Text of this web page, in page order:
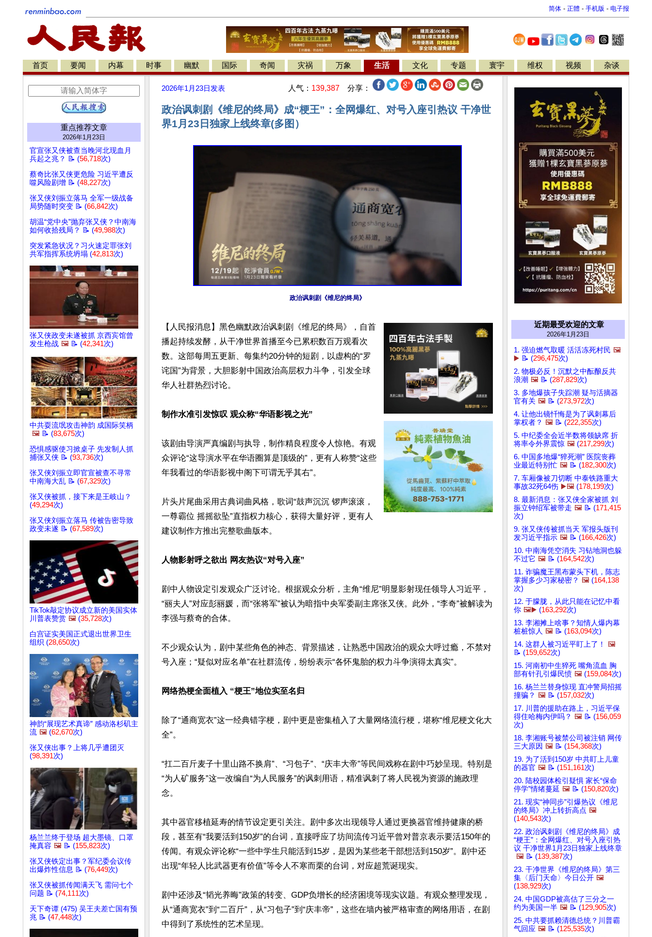
简体 - 正體 - 手机版 - 电子报
首页 要闻 内幕 时事 幽默 国际 奇闻 灾祸 万象 生活 文化 专题 寰宇 维权 视频 杂谈
重点推荐文章
2026年1月23日
官宣张又侠被查当晚河北现血月
兵起之兆？ 📝 (56,718次)
蔡奇比张又侠更危险 习近平遭反
噬风险剧增 📝 (48,227次)
张又侠刘振立落马 全军一级战备
局势随时突变 📝 (66,842次)
胡温“党中央”抛弃张又侠？中南海
如何收拾残局？ 📝 (49,988次)
突发紧急状况？习火速定罪张刘
共军指挥系统坍塌 (42,813次)
张又侠政变未遂被抓 京西宾馆曾
发生枪战 🖼️ 📝 (42,341次)
中共耍流氓攻击神韵 成国际笑柄
🖼️ 📝 (83,675次)
恐惧感驱使习掀桌子 先发制人抓
捕张又侠 📝 (93,736次)
张又侠刘振立即官宣被查不寻常
中南海大乱 📝 (67,329次)
张又侠被抓，接下来是王岐山？
(49,294次)
张又侠刘振立落马 传被告密导致
政变未遂 📝 (67,589次)
TikTok敲定协议成立新的美国实体
川普表赞赏 🖼️ (35,728次)
白宫证实美国正式退出世界卫生
组织 (28,650次)
神韵“展现艺术真谛” 感动洛杉矶主
流 🖼️ (62,670次)
张又侠出事？上将几乎遭团灭
(98,391次)
杨兰兰终于登场 超大墨镜、口罩
掩真容 🖼️ 📝 (155,823次)
张又侠铁定出事？军纪委会议传
出爆炸性信息 📝 (76,449次)
张又侠被抓传闻满天飞 需问七个
问题 📝 (74,111次)
天下奇谭 (475) 吴王夫差亡国有预
兆 📝 (47,448次)
2026年1月23日 发表 人气： 139,387 分享：
政治讽刺剧《维尼的终局》成“梗王”：全网爆红、对号入座引热议 干净世
界1月23日独家上线终章(多图）
政治讽刺剧《维尼的终局》
【人民报消息】黑色幽默政治讽刺剧《维尼的终局》，自首
播起持续发酵，从干净世界首播至今已累积数百万观看次
数。这部每周五更新、每集约20分钟的短剧，以虚构的“罗
诧国”为背景，大胆影射中国政治高层权力斗争，引发全球
华人社群热烈讨论。
制作水准引发惊叹 观众称“华语影视之光”
该剧由导演严真编剧与执导，制作精良程度令人惊艳。有观
众评论“这导演水平在华语圈算是顶级的”，更有人称赞“这些
年我看过的华语影视中阁下可谓无乎其右”。
片头片尾曲采用古典词曲风格，歌词“鼓声沉沉 锣声滚滚，
一尊霸位 摇摇欲坠”直指权力核心，获得大量好评，更有人
建议制作方推出完整歌曲版本。
人物影射呼之欲出 网友热议“对号入座”
剧中人物设定引发观众广泛讨论。根据观众分析，主角“维尼”明显影射现任领导人习近平，
“丽夫人”对应彭丽媛，而“张将军”被认为暗指中央军委副主席张又侠。此外，“李奇”被解读为
李强与蔡奇的合体。
不少观众认为，剧中某些角色的神态、背景描述，让熟悉中国政治的观众大呼过瘾，不禁对
号入座；“疑似对应名单”在社群流传，纷纷表示“各怀鬼胎的权力斗争演得太真实”。
网络热梗全面植入 “梗王”地位实至名归
除了“通商宽衣”这一经典错字梗，剧中更是密集植入了大量网络流行梗，堪称“维尼梗文化大
全”。
“扛二百斤麦子十里山路不换肩”、“习包子”、“庆丰大帝”等民间戏称在剧中巧妙呈现。特别是
“为人矿服务”这一改编自“为人民服务”的讽刺用语，精准讽刺了将人民视为资源的施政理
念。
其中器官移植延寿的情节设定更引关注。剧中多次出现领导人通过更换器官维持健康的桥
段，甚至有“我要活到150岁”的台词，直接呼应了坊间流传习近平曾对普京表示要活150年的
传闻。有观众评论称“一些中学生只能活到15岁，是因为某些老干部想活到150岁”。剧中还
出现“年轻人比武器更有价值”等令人不寒而栗的台词，对应超荒诞现实。
剧中还涉及“韬光养晦”政策的转变、GDP负增长的经济困境等现实议题。有观众整理发现，
从“通商宽衣”到“二百斤”，从“习包子”到“庆丰帝”，这些在墙内被严格审查的网络用语，在剧
中得到了系统性的艺术呈现。
近期最受欢迎的文章
2026年1月23日
1. 强迫燃气取暖 活活冻死村民 🖼️
▶️ 📝 (296,475次)
2. 物极必反！沉默之中酝酿反共
浪潮 🖼️ 📝 (287,829次)
3. 多地爆孩子失踪潮 疑与活摘器
官有关 🖼️ 📝 (273,972次)
4. 让他出镜忏悔是为了讽刺幕后
掌权者？ 🖼️ 📝 (222,355次)
5. 中纪委全会近半数将领缺席 折
将率令外界震惊 🖼️ (217,299次)
6. 中国多地爆“猝死潮” 医院丧葬
业最近特别忙 🖼️ 📝 (182,300次)
7. 车厢像被刀切断 中泰铁路重大
事故32死64伤 ▶️🖼️ (178,199次)
8. 最新消息：张又侠全家被抓 刘
振立钟绍军被带走 🖼️ 📝 (171,415
次)
9. 张又侠传被抓当天 军报头版刊
发习近平指示 🖼️ 📝 (166,426次)
10. 中南海凭空消失 习钻地洞也躲
不过它 🖼️ 📝 (164,542次)
11. 诈骗魔王黑布蒙头下机，陈志
掌握多少习家秘密？ 🖼️ (164,138
次)
12. 于朦胧，从此只能在记忆中看
你 🖼️▶️ (163,292次)
13. 李湘摊上啥事？知情人爆内幕
桩桩惊人 🖼️ 📝 (163,094次)
14. 这群人被习近平盯上了！
🖼️
📝 (159,652次)
15. 河南初中生猝死 嘴角流血 胸
部有针孔引爆民愤 🖼️ (159,084次)
16. 杨兰兰替身惊现 直冲警局招摇
撞骗？ 🖼️ 📝 (157,032次)
17. 川普的援助在路上，习近平保
得住哈梅内伊吗？ 🖼️ 📝 (156,059
次)
18. 李湘账号被禁公司被注销 网传
三大原因 🖼️ 📝 (154,368次)
19. 为了活到150岁 中共盯上儿童
的器官 🖼️ 📝 (151,161次)
20. 陆校园体检引疑惧 家长“保命
停学”情绪蔓延 🖼️ 📝 (150,820次)
21. 现实“神同步”引爆热议《维尼
的终局》冲上转折高点 🖼️
(140,543次)
22. 政治讽刺剧《维尼的终局》成
“梗王”：全网爆红、对号入座引热
议 干净世界1月23日独家上线终章
🖼️ 📝 (139,387次)
23. 干净世界《维尼的终局》第三
集〈后门天命〉今日公开 🖼️
(138,929次)
24. 中国GDP被高估了三分之一
约为美国一半 🖼️ 📝 (129,905次)
25. 中共要抓赖清德总统？川普霸
气回应 🖼️ 📝 (125,535次)